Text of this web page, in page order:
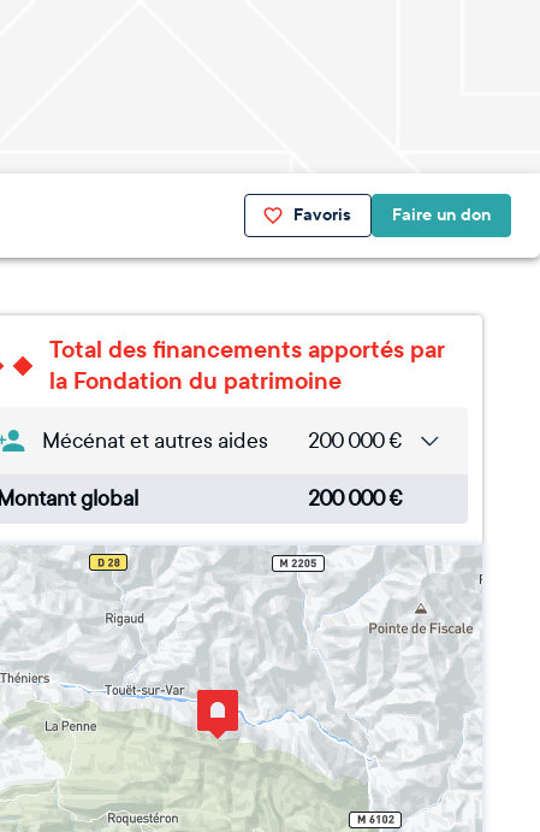
Favoris Faire un don
Total des financements apportés par
la Fondation du patrimoine
Mécénat et autres aides 200 000€
Montant global 200 000€